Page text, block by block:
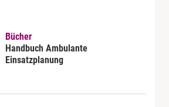
Bücher
Handbuch Ambulante
Einsatzplanung